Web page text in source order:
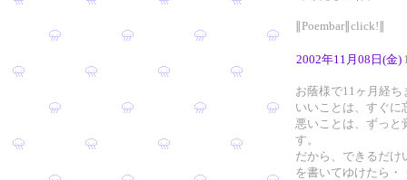
∥Poembar∥click!∥
2002年11月08日(金)
お蔭様で11ヶ月経ち
いいことは、すぐに
悪いことは、ずっと
す。
だから、できるだけ
を書いてゆけたら・